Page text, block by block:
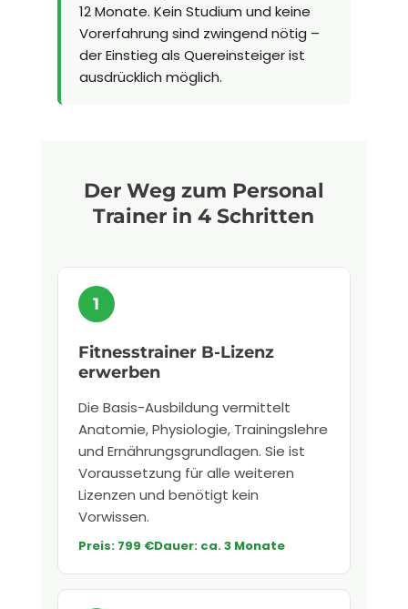
12 Monate. Kein Studium und keine
Vorerfahrung sind zwingend nötig –
der Einstieg als Quereinsteiger ist
ausdrücklich möglich.
Der Weg zum Personal
Trainer in 4 Schritten
Fitnesstrainer B-Lizenz
erwerben
Die Basis-Ausbildung vermittelt
Anatomie, Physiologie, Trainingslehre
und Ernährungsgrundlagen. Sie ist
Voraussetzung für alle weiteren
Lizenzen und benötigt kein
Vorwissen.
Preis: 799 €Dauer: ca. 3 Monate